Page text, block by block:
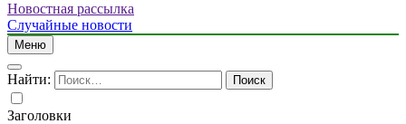
Новостная рассылка
Случайные новости
Меню
Найти:
Заголовки